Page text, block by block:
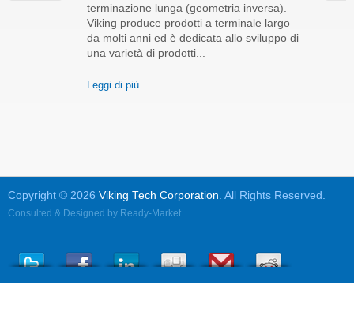
terminazione lunga (geometria inversa).
Viking produce prodotti a terminale largo
da molti anni ed è dedicata allo sviluppo di
una varietà di prodotti...
Leggi di più
Copyright © 2026 Viking Tech Corporation . All Rights Reserved.
Consulted & Designed by Ready-Market